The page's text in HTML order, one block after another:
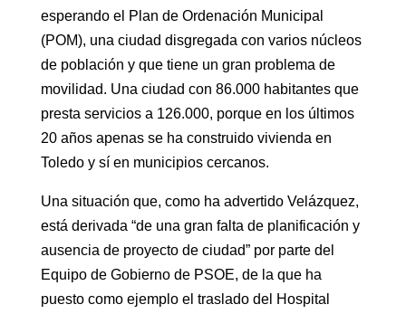
esperando el Plan de Ordenación Municipal
(POM), una ciudad disgregada con varios núcleos
de población y que tiene un gran problema de
movilidad. Una ciudad con 86.000 habitantes que
presta servicios a 126.000, porque en los últimos
20 años apenas se ha construido vivienda en
Toledo y sí en municipios cercanos.
Una situación que, como ha advertido Velázquez,
está derivada “de una gran falta de planificación y
ausencia de proyecto de ciudad” por parte del
Equipo de Gobierno de PSOE, de la que ha
puesto como ejemplo el traslado del Hospital